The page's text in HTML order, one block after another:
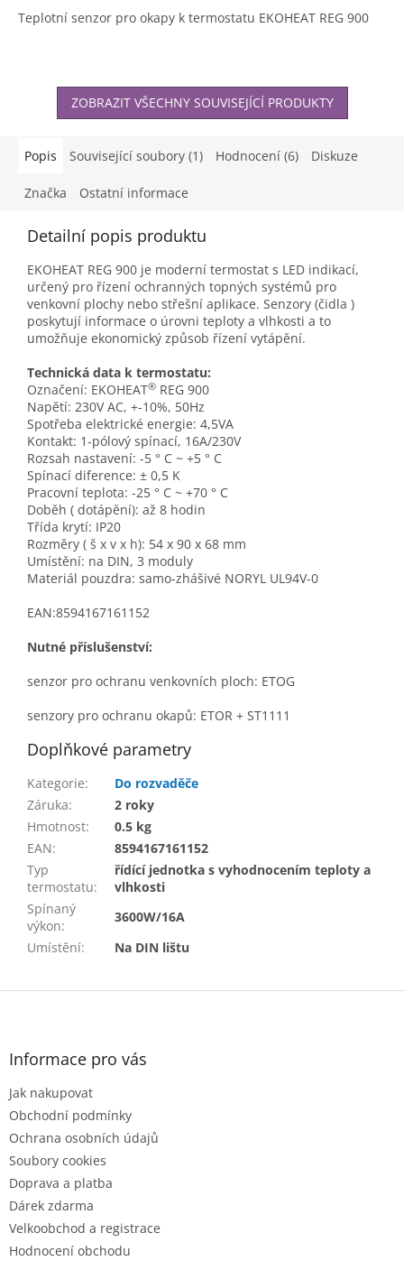
Teplotní senzor pro okapy k termostatu EKOHEAT REG 900
ZOBRAZIT VŠECHNY SOUVISEJÍCÍ PRODUKTY
Popis Související soubory (1) Hodnocení (6) Diskuze
Značka Ostatní informace
Detailní popis produktu
EKOHEAT REG 900 je moderní termostat s LED indikací,
určený pro řízení ochranných topných systémů pro
venkovní plochy nebo střešní aplikace. Senzory (čidla )
poskytují informace o úrovni teploty a vlhkosti a to
umožňuje ekonomický způsob řízení vytápění.
Technická data k termostatu:
Označení: EKOHEAT® REG 900
Napětí: 230V AC, +-10%, 50Hz
Spotřeba elektrické energie: 4,5VA
Kontakt: 1-pólový spínací, 16A/230V
Rozsah nastavení: -5 ° C ~ +5 ° C
Spínací diference: ± 0,5 K
Pracovní teplota: -25 ° C ~ +70 ° C
Doběh ( dotápění): až 8 hodin
Třída krytí: IP20
Rozměry ( š x v x h): 54 x 90 x 68 mm
Umístění: na DIN, 3 moduly
Materiál pouzdra: samo-zhášivé NORYL UL94V-0
EAN:8594167161152
Nutné příslušenství:
senzor pro ochranu venkovních ploch: ETOG
senzory pro ochranu okapů: ETOR + ST1111
Doplňkové parametry
Kategorie:
Do rozvaděče
Záruka:
2 roky
Hmotnost:
0.5 kg
EAN:
8594167161152
Typ
termostatu:
řídící jednotka s vyhodnocením teploty a
vlhkosti
Spínaný
výkon:
3600W/16A
Umístění: Na DIN lištu
Z
Informace pro vás
Jak nakupovat
Obchodní podmínky
Ochrana osobních údajů
Soubory cookies
Doprava a platba
Dárek zdarma
Velkoobchod a registrace
Hodnocení obchodu